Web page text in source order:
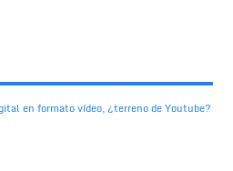
en formato vídeo, ¿terreno de Youtube?